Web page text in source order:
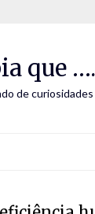
que ….
de curiosidades